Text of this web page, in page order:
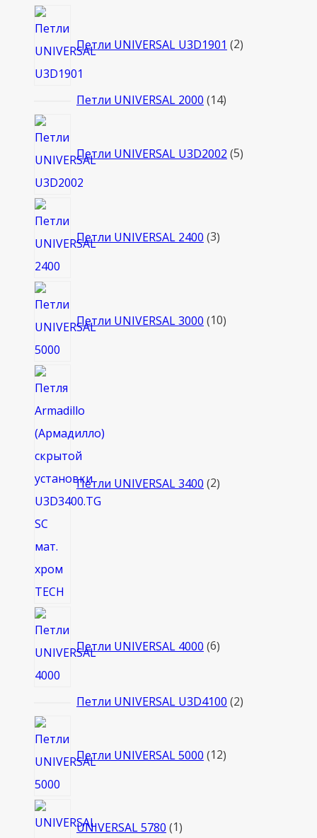
Петли UNIVERSAL U3D1901 2товара
Петли UNIVERSAL 2000 1414
Петли UNIVERSAL U3D2002 5товаров
Петли UNIVERSAL 2400 3товара
Петли UNIVERSAL 3000 10товаров
Петли UNIVERSAL 3400 2
Петли UNIVERSAL 4000 6товаров
Петли UNIVERSAL U3D4100 22
Петли UNIVERSAL 5000 12товаров
UNIVERSAL 5780 1товар